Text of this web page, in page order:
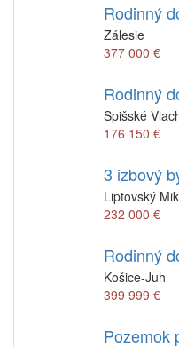
Rodinný
Zálesie
377 000 €
Rodinný
Spišské
176 150 €
3 izbový
Liptovský
232 000 €
Rodinný
Košice-Juh
399 999 €
Pozemok